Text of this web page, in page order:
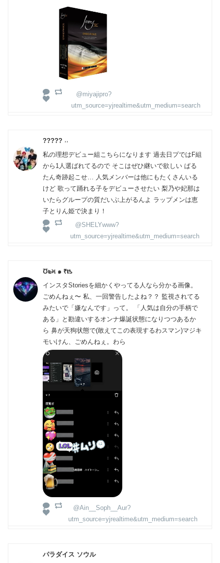
@miyajipro?
utm_source=yjrealtime&utm_medium=search
????? ˒˒
私の理想デビュー組こちらになります 過去日プではF組
から1人選ばれてるので そこはぜひ継いで欲しい ぱる
たん奇跡起こせ… 人気メンバーは他にもたくさんいる
けど 歌って踊れる子をデビューさせたい 梨乃や妃那は
いたらグループの質だいぶ上がるんよ ラップメンは恵
子とりん姫で決まり！
@SHELYwww?
utm_source=yjrealtime&utm_medium=search
Ʊ೬મ ๑ ₹ŧƾ
インスタStoriesを細かくやってる人なら分かる画像。
ごめんねぇ〜 私、一回警告したよね？？ 監視されてる
みたいで「嫌なんです」って。 「人気は自分の手柄で
ある」と勘違いするオンナ爆誕状態になりつつあるか
ら 鼻が天狗状態で(敢えてこの表現するわスマン)マジキ
モいけん、ごめんねぇ。わら
@Ain__Soph__Aur?
utm_source=yjrealtime&utm_medium=search
パラダイス ソウル